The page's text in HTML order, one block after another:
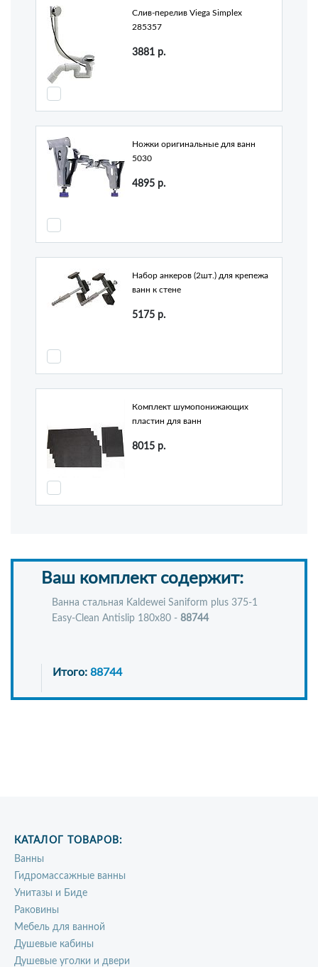
Слив-перелив Viega Simplex
285357
3881 р.
Ножки оригинальные для ванн
5030
4895 р.
Набор анкеров (2шт.) для крепежа
ванн к стене
5175 р.
Комплект шумопонижающих
пластин для ванн
8015 р.
Ваш комплект содержит:
Ванна стальная Kaldewei Saniform plus 375-1
Easy-Clean Antislip 180x80 - 88744
Итого: 88744
КАТАЛОГ ТОВАРОВ:
Ванны
Гидромассажные ванны
Унитазы и Биде
Раковины
Мебель для ванной
Душевые кабины
Душевые уголки и двери